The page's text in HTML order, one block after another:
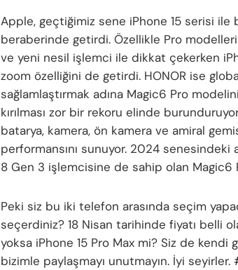
Apple, geçtiğimiz sene iPhone 15 serisi ile
beraberinde getirdi. Özellikle Pro
ve yeni nesil işlemci ile dikkat çekerken
zoom özelliğini de getirdi. HONOR ise
sağlamlaştırmak adına Magic6 Pro
kırılması zor bir rekoru elinde
batarya, kamera, ön kamera ve amiral
performansını sunuyor. 2024
8 Gen 3 işlemcisine de sahip olan
Peki siz bu iki telefon arasında seçim
seçerdiniz? 18 Nisan tarihinde fiyatı belli
yoksa iPhone 15 Pro Max mi? Siz de kendi
bizimle paylaşmayı unutmayın. İyi